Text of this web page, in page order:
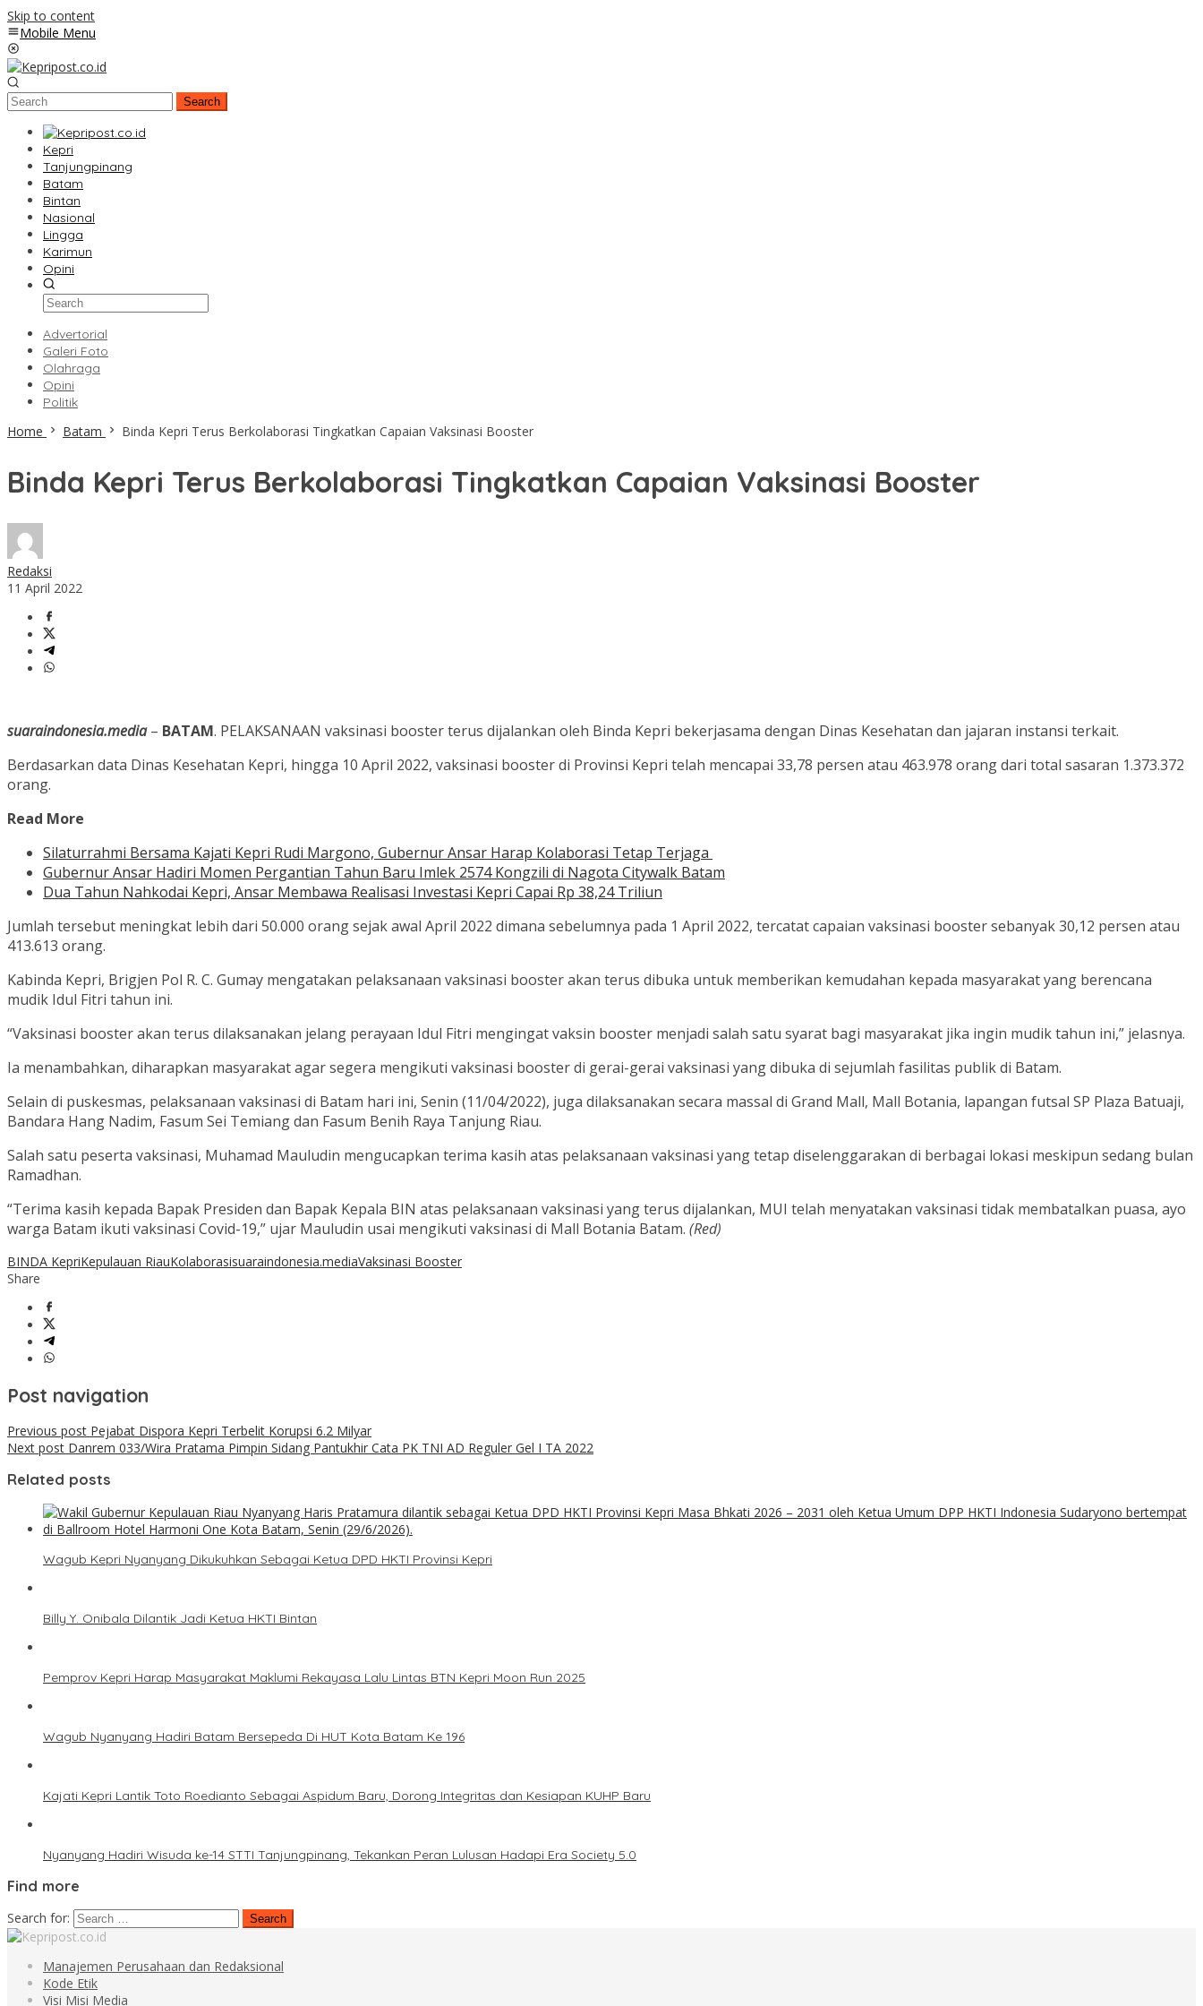
Skip to content
Mobile Menu
Search
Kepri
Tanjungpinang
Batam
Bintan
Nasional
Lingga
Karimun
Opini
Advertorial
Galeri Foto
Olahraga
Opini
Politik
Home Batam Binda Kepri Terus Berkolaborasi Tingkatkan Capaian Vaksinasi Booster
Binda Kepri Terus Berkolaborasi Tingkatkan Capaian Vaksinasi Booster
Redaksi
11 April 2022
suaraindonesia.media– BATAM. PELAKSANAAN vaksinasi booster terus dijalankan oleh Binda Kepri bekerjasama dengan Dinas Kesehatan dan jajaran instansi terkait.
Berdasarkan data Dinas Kesehatan Kepri, hingga 10 April 2022, vaksinasi booster di Provinsi Kepri telah mencapai 33,78 persen atau 463.978 orang dari total sasaran 1.373.372
orang.
Read More
Silaturrahmi Bersama Kajati Kepri Rudi Margono, Gubernur Ansar Harap Kolaborasi Tetap Terjaga
Gubernur Ansar Hadiri Momen Pergantian Tahun Baru Imlek 2574 Kongzili di Nagota Citywalk Batam
Dua Tahun Nahkodai Kepri, Ansar Membawa Realisasi Investasi Kepri Capai Rp 38,24 Triliun
Jumlah tersebut meningkat lebih dari 50.000 orang sejak awal April 2022 dimana sebelumnya pada 1 April 2022, tercatat capaian vaksinasi booster sebanyak 30,12 persen atau
413.613 orang.
Kabinda Kepri, Brigjen Pol R. C. Gumay mengatakan pelaksanaan vaksinasi booster akan terus dibuka untuk memberikan kemudahan kepada masyarakat yang berencana
mudik Idul Fitri tahun ini.
“Vaksinasi booster akan terus dilaksanakan jelang perayaan Idul Fitri mengingat vaksin booster menjadi salah satu syarat bagi masyarakat jika ingin mudik tahun ini,” jelasnya.
Ia menambahkan, diharapkan masyarakat agar segera mengikuti vaksinasi booster di gerai-gerai vaksinasi yang dibuka di sejumlah fasilitas publik di Batam.
Selain di puskesmas, pelaksanaan vaksinasi di Batam hari ini, Senin (11/04/2022), juga dilaksanakan secara massal di Grand Mall, Mall Botania, lapangan futsal SP Plaza Batuaji,
Bandara Hang Nadim, Fasum Sei Temiang dan Fasum Benih Raya Tanjung Riau.
Salah satu peserta vaksinasi, Muhamad Mauludin mengucapkan terima kasih atas pelaksanaan vaksinasi yang tetap diselenggarakan di berbagai lokasi meskipun sedang bulan
Ramadhan.
“Terima kasih kepada Bapak Presiden dan Bapak Kepala BIN atas pelaksanaan vaksinasi yang terus dijalankan, MUI telah menyatakan vaksinasi tidak membatalkan puasa, ayo
warga Batam ikuti vaksinasi Covid-19,” ujar Mauludin usai mengikuti vaksinasi di Mall Botania Batam. (Red)
BINDA KepriKepulauan RiauKolaborasisuaraindonesia.mediaVaksinasi Booster
Share
Post navigation
Previous post Pejabat Dispora Kepri Terbelit Korupsi 6.2 Milyar
Next post Danrem 033/Wira Pratama Pimpin Sidang Pantukhir Cata PK TNI AD Reguler Gel I TA 2022
Related posts
Wagub Kepri Nyanyang Dikukuhkan Sebagai Ketua DPD HKTI Provinsi Kepri
Billy Y. Onibala Dilantik Jadi Ketua HKTI Bintan
Pemprov Kepri Harap Masyarakat Maklumi Rekayasa Lalu Lintas BTN Kepri Moon Run 2025
Wagub Nyanyang Hadiri Batam Bersepeda Di HUT Kota Batam Ke 196
Kajati Kepri Lantik Toto Roedianto Sebagai Aspidum Baru, Dorong Integritas dan Kesiapan KUHP Baru
Nyanyang Hadiri Wisuda ke-14 STTI Tanjungpinang, Tekankan Peran Lulusan Hadapi Era Society 5.0
Find more
Search for:
Manajemen Perusahaan dan Redaksional
Kode Etik
Visi Misi Media